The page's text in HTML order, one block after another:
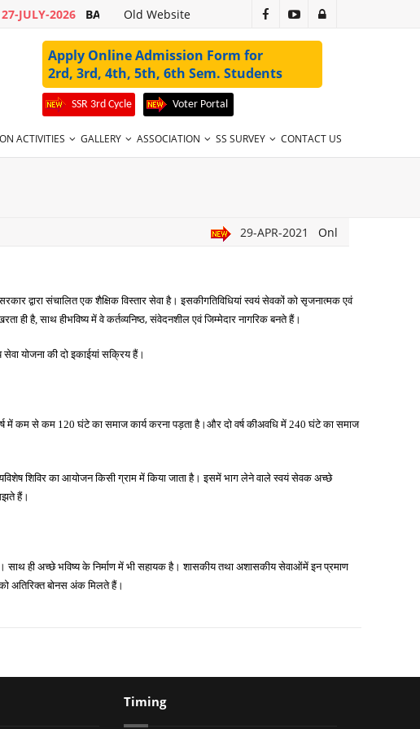
JULY-2026 BA 1ST SEM 2ND MERIT LIST 2026-27 VALID UPTO 31-07-2026
Old Website
Apply Online Admission Form for
2rd, 3rd, 4th, 5th, 6th Sem. Students
SSR 3rd Cycle Voter Portal
ACTIVITIES GALLERY ASSOCIATION SS SURVEY CONTACT US
29-APR-2021 Online Yog Shivir
द्वारा संचालित एक शैक्षिक विस्तार सेवा है। इसकीगतिविधियां स्वयं सेवकों को सृजनात्मक एवं
ही है, साथ हीभविष्य में वे कर्तव्यनिष्ठ,संवेदनशील एवं जिम्मेदार नागरिक बनते हैं।
सेवा योजना की दो इकाईयां सक्रिय हैं।
में कम से कम 120 घंटे का समाज कार्य करना पड़ता है।और दो वर्ष कीअवधि में 240 घंटे का समाज
शिविर का आयोजन किसी ग्राम मेंकिया जाता है। इसमें भाग लेने वाले स्वयं सेवक अच्छे
हैं।
साथ ही अच्छे भविष्य के निर्माण में भी सहायक है। शासकीय तथा अशासकीय सेवाओंमें इन प्रमाण
अतिरिक्त बोनस अंक मिलते हैं।
Timing